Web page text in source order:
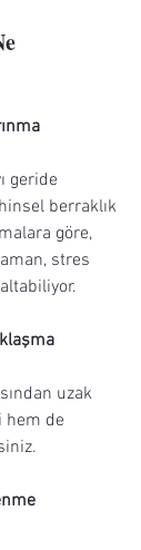
geride
berraklık
göre,
stres
uzak
hem de